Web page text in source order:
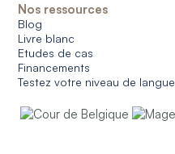
Nos ressources
Blog
Livre blanc
Etudes de cas
Financements
Testez votre niveau de langue